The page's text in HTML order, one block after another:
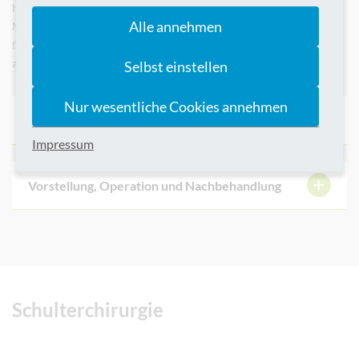
heute sehr individuelle Lösungen bis hin zu sogenannten
Miniprothesen in Frage. Auch in der Knieprothetik setzt die Klinik
für Unfallchirurgie, Orthopädie und Wirbelsäulenchirurgie dabei
auf minimalinvasive Verfahren.
Vorstellung, Operation und Nachbehandlung
Schulterchirurgie
Alle annehmen
Selbst einstellen
Nur wesentliche Cookies annehmen
Impressum